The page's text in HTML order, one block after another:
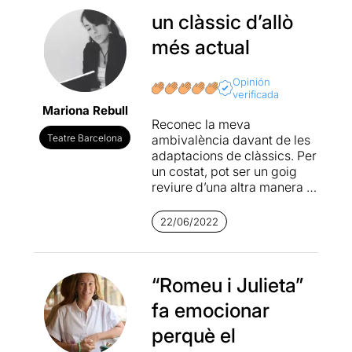
Mariona Rebull
Teatre Barcelona
un clàssic d’allò
més actual
Opinión
verificada
Reconec la meva
ambivalència davant de les
adaptacions de clàssics. Per
un costat, pot ser un goig
reviure d’una altra manera la
altre, no és pretensiós
creure que un pot aportar
res nou? Si els clàssics són
no és un oxímoron voler-los
adaptar al moment actual?
A aquestes alçades explicar
l’argument de Romeu i
22/06/2022
“Romeu i Julieta”
fa emocionar
perquè el